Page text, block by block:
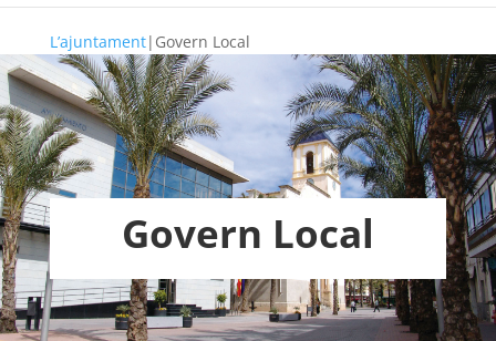
L’ajuntament| Govern Local
Govern Local